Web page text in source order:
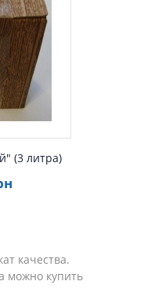
(3 литра)
качества.
можно купить